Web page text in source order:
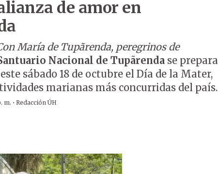
de amor en
María de Tupãrenda, peregrinos de
Nacional de Tupãrenda se prepara
sábado 18 de octubre el Día de la Mater,
marianas más concurridas del país.
m. · Redacción ÚH